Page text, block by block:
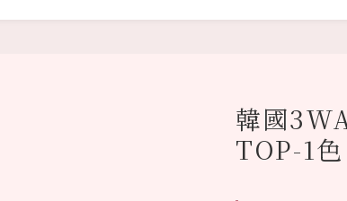
韓國
TOP-1